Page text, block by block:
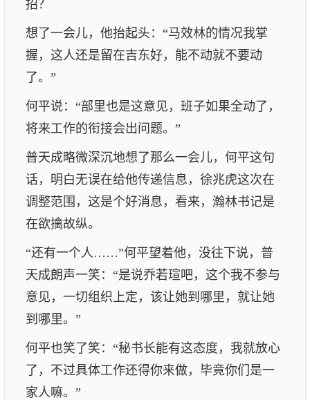
招？
想了一会儿，他抬起头：“马效林的情况我掌
握，这人还是留在吉东好，能不动就不要动
了。”
何平说：“部里也是这意见，班子如果全动了，
将来工作的衔接会出问题。”
普天成略微深沉地想了那么一会儿，何平这句
话，明白无误在给他传递信息，徐兆虎这次在
调整范围，这是个好消息，看来，瀚林书记是
在欲擒故纵。
“还有一个人……”何平望着他，没往下说，普
天成朗声一笑：“是说乔若瑄吧，这个我不参与
意见，一切组织上定，该让她到哪里，就让她
到哪里。”
何平也笑了笑：“秘书长能有这态度，我就放心
了，不过具体工作还得你来做，毕竟你们是一
家人嘛。”